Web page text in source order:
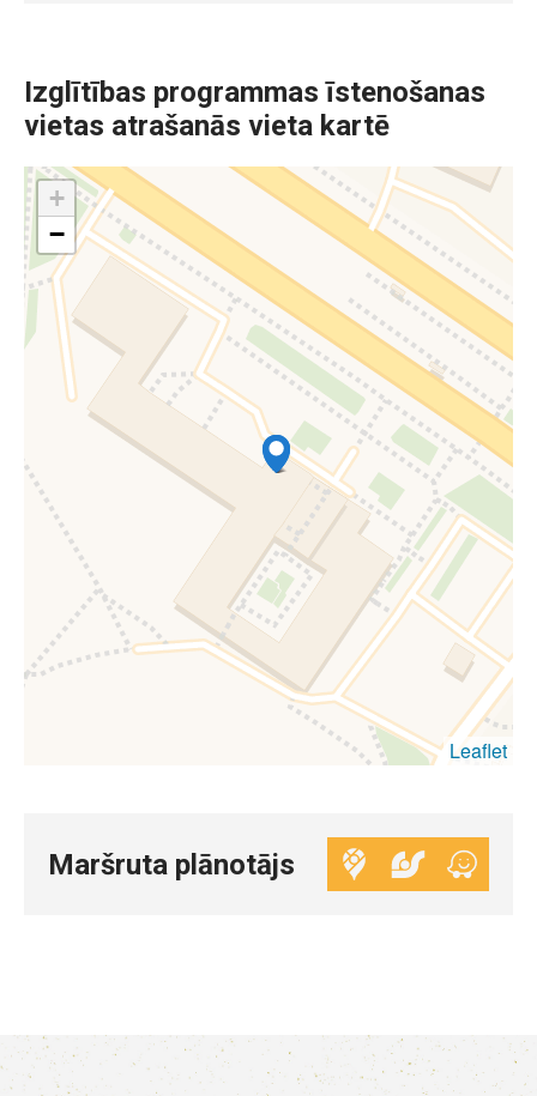
Izglītības programmas īstenošanas
vietas atrašanās vieta kartē
+
−
Leaflet
Maršruta plānotājs